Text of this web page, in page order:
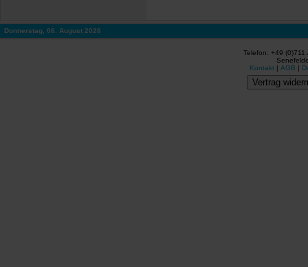
Donnerstag, 06. August 2026
Telefon: +49
Kontakt | AGB |
Vertrag